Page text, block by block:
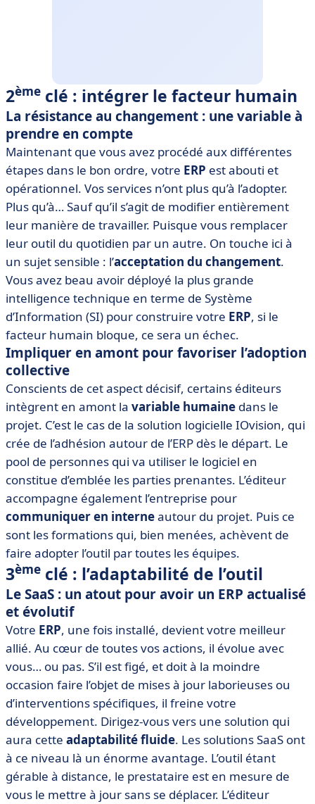
2ème clé : intégrer le facteur humain
La résistance au changement : une variable à
prendre en compte
​Maintenant que vous avez procédé aux différentes
étapes dans le bon ordre, votre ERP est abouti et
opérationnel. Vos services n’ont plus qu’à l’adopter.
Plus qu’à… Sauf qu’il s’agit de modifier entièrement
leur manière de travailler. Puisque vous remplacer
leur outil du quotidien par un autre. On touche ici à
un sujet sensible : l’acceptation du changement.
Vous avez beau avoir déployé la plus grande
intelligence technique en terme de Système
d’Information (SI) pour construire votre ERP, si le
facteur humain bloque, ce sera un échec.
Impliquer en amont pour favoriser l’adoption
collective
Conscients de cet aspect décisif, certains éditeurs
intègrent en amont la variable humaine dans le
projet. C’est le cas de la solution logicielle IOvision, qui
crée de l’adhésion autour de l’ERP dès le départ. Le
pool de personnes qui va utiliser le logiciel en
constitue d’emblée les parties prenantes. L’éditeur
accompagne également l’entreprise pour
communiquer en interneautour du projet. Puis ce
sont les formations qui, bien menées, achèvent de
faire adopter l’outil par toutes les équipes.
3ème clé : l’adaptabilité de l’outil
Le SaaS : un atout pour avoir un ERP actualisé
et évolutif
​Votre ERP, une fois installé, devient votre meilleur
allié. Au cœur de toutes vos actions, il évolue avec
vous… ou pas. S’il est figé, et doit à la moindre
occasion faire l’objet de mises à jour laborieuses ou
d’interventions spécifiques, il freine votre
développement. Dirigez-vous vers une solution qui
aura cette adaptabilité fluide. Les solutions SaaS ont
à ce niveau là un énorme avantage. L’outil étant
gérable à distance, le prestataire est en mesure de
vous le mettre à jour sans se déplacer. L’éditeur